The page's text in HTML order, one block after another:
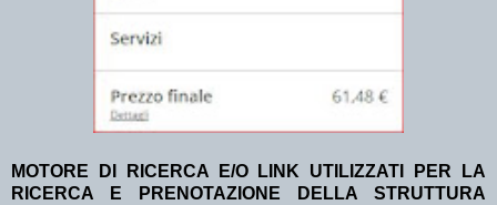
MOTORE DI RICERCA E/O LINK UTILIZZATI PER LA
RICERCA E PRENOTAZIONE DELLA STRUTTURA